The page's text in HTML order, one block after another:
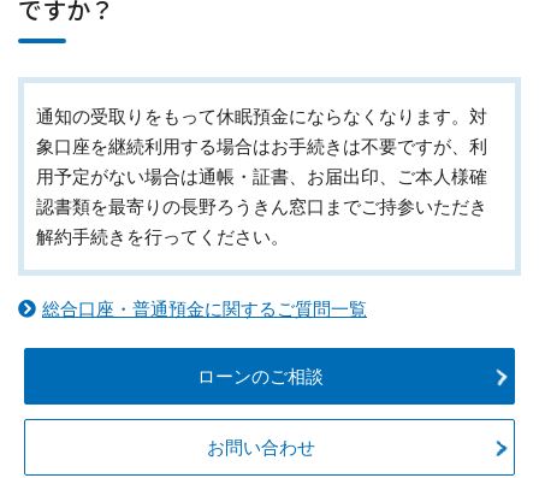
ですか？
通知の受取りをもって休眠預金にならなくなります。対
象口座を継続利用する場合はお手続きは不要ですが、利
用予定がない場合は通帳・証書、お届出印、ご本人様確
認書類を最寄りの長野ろうきん窓口までご持参いただき
解約手続きを行ってください。
総合口座・普通預金に関するご質問一覧
ローンのご相談
お問い合わせ